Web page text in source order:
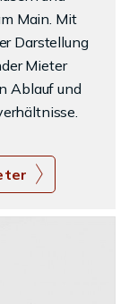
Main. Mit
Darstellung
Mieter
Ablauf und